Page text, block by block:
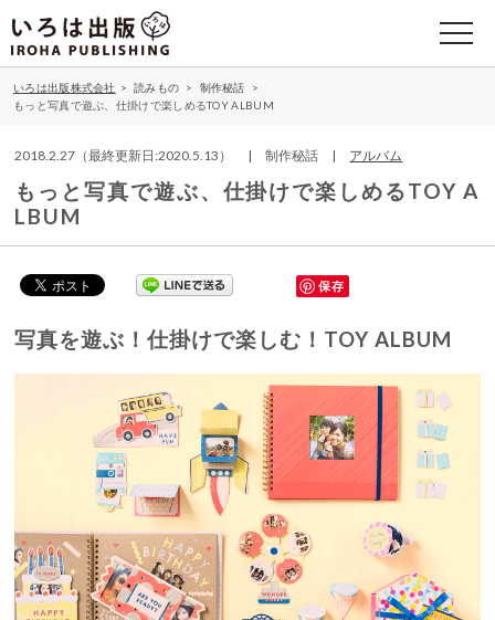
いろは出版株式会社 > 読みもの > 制作秘話
>
もっと写真で遊ぶ、仕掛けで楽しめるTOY ALBUM
2018.2.27（最終更新日:2020.5.13） | 制作秘話 | アルバム
もっと写真で遊ぶ、仕掛けで楽しめるTOY A
LBUM
保存
写真を遊ぶ！仕掛けで楽しむ！ TOY ALBUM